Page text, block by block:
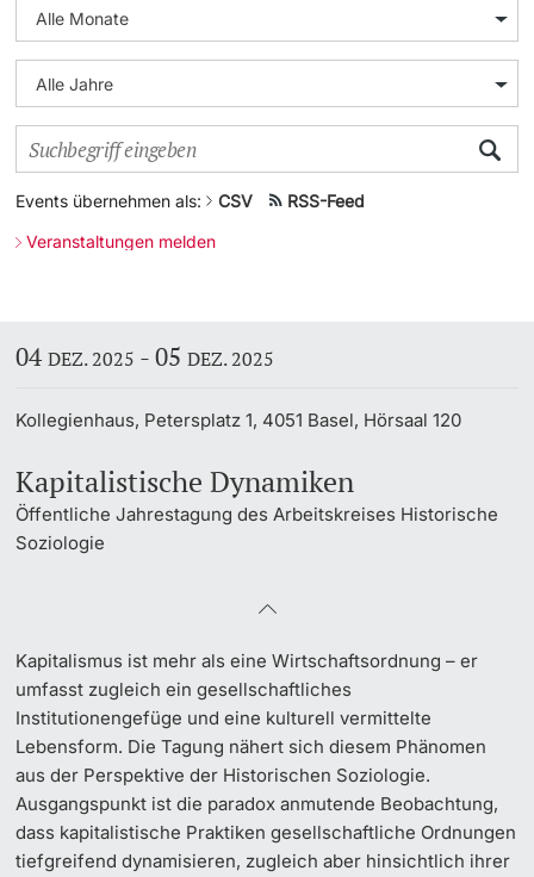
Doktorierende
weitere Informationen
weitere Informationen
Universität in den Medien
Veranstaltungskalender
Social Media
Podcasts
Weiterbildung
Universität
Veranstaltungen melden
Events übernehmen als: CSV RSS-Feed
04DEZ. 2025 -05DEZ. 2025
Kollegienhaus, Petersplatz 1, 4051 Basel, Hörsaal 120
Kapitalistische Dynamiken
Öffentliche Jahrestagung des Arbeitskreises Historische
Soziologie
Kapitalismus ist mehr als eine Wirtschaftsordnung – er
umfasst zugleich ein gesellschaftliches
Institutionengefüge und eine kulturell vermittelte
Lebensform. Die Tagung nähert sich diesem Phänomen
aus der Perspektive der Historischen Soziologie.
Ausgangspunkt ist die paradox anmutende Beobachtung,
dass kapitalistische Praktiken gesellschaftliche Ordnungen
tiefgreifend dynamisieren, zugleich aber hinsichtlich ihrer